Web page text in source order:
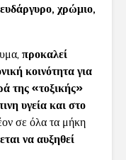
χρώμιο,
προκαλεί
κοινότητα για
της «τοξικής»
υγεία και στο
σε όλα τα μήκη
να αυξηθεί